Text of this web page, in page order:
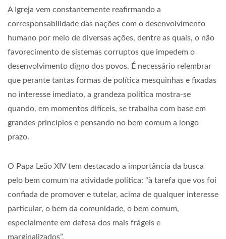
A Igreja vem constantemente reafirmando a
corresponsabilidade das nações com o desenvolvimento
humano por meio de diversas ações, dentre as quais, o não
favorecimento de sistemas corruptos que impedem o
desenvolvimento digno dos povos. É necessário relembrar
que perante tantas formas de política mesquinhas e fixadas
no interesse imediato, a grandeza política mostra-se
quando, em momentos difíceis, se trabalha com base em
grandes princípios e pensando no bem comum a longo
prazo.
O Papa Leão XIV tem destacado a importância da busca
pelo bem comum na atividade política: “à tarefa que vos foi
confiada de promover e tutelar, acima de qualquer interesse
particular, o bem da comunidade, o bem comum,
especialmente em defesa dos mais frágeis e
marginalizados”.